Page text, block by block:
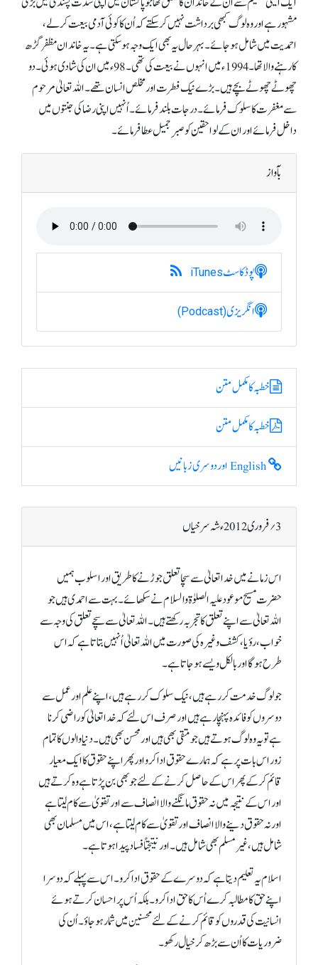
مشہور ہے اور وہ لوگ کبھی برداشت نہیں کر سکتے کہ اُن کا کوئی آدمی بیعت کر لے،
احمدیت میں شامل ہو جائے۔ بہر حال یہ بھی ایک وجہ ہو سکتی ہے۔ یہ خاندان مظفر گڑھ
کا رہنے والا تھا۔ 1994ء میں انہوں نے بیعت کی تھی۔ 98ء میں ان کی شادی ہوئی۔ دو
چھوٹے چھوٹے بچے ہیں۔ بڑے نیک فطرت اور مخلص انسان تھے۔ اللہ تعالیٰ مرحوم
سے مغفرت کا سلوک فرمائے۔ درجات بلند فرمائے۔ اُنہیں اپنی رضا کی جنتوں میں
داخل فرمائے اور ان کے لواحقین کو صبرِ جمیل عطا فرمائے۔
بآواز
پوڈکاسٹiTunes
انگریزی(Podcast)
خطبہ کا مکمل متن
خطبہ کا مکمل متن
3؍ فروری 2012ء شہ سرخیاں
اس زمانے میں خدا تعالیٰ سے سچا تعلق جوڑنے کا طریق اور اسلوب ہمیں
حضرت مسیح موعود علیہ الصلوٰۃ والسلام نے سکھائے۔ بہت سے احمدی ہیں جو
اللہ تعالیٰ سے اپنے تعلق کا تجربہ رکھتے ہیں۔ اللہ تعالیٰ سے سچے تعلق کی وجہ سے
خواب، رؤیا، کشف وغیرہ کی صورت میں اللہ تعالیٰ اُنہیں بتاتا ہے کہ اس
طرح ہو گا اور بالکل ویسے ہو جاتا ہے۔
جو لوگ خدمت کر رہے ہیں، نیک سلوک کر رہے ہیں، اپنے علم اور عمل سے
دوسروں کو فائدہ پہنچا رہے ہیں اور صرف اس لئے کہ خد اتعالیٰ کو راضی کرنا
ہے تو یہ وہ لوگ ہوتے ہیں جو متقی بھی ہیں اور محسن بھی ہیں۔ دنیا والوں کا تمام
زور اس بات پر ہے کہ ہمارے حقوق ادا کرو اور پھر اپنے حقوق کا ایک معیار
قائم کر کے پھر اس کے حاصل کرنے کے لئے جو بھی بن پڑتا ہے وہ کرتے ہیں
اور اس کے نتیجہ میں نہ حقوق مانگنے والا انصاف سے اور تقویٰ سے کام لیتا ہے
اور نہ حقوق دینے والا انصاف اور تقویٰ سے کام لیتا ہے، اس میں مسلمان بھی
شامل ہیں، غیر مسلم بھی شامل ہیں۔ اور نتیجتاً فساد پیدا ہوتا ہے۔
اسلام یہ تعلیم دیتا ہے کہ دوسرے کے حقوق ادا کرو۔ اس سے پہلے کہ دوسرا
اپنے حق کا مطالبہ کرے اُس کا حق ادا کرو۔ بلکہ اُس پر احسان کرتے ہوئے
انسانیت کی قدروں کو قائم کرنے کے لئے محسنین میں شمار ہو جاؤ۔ اُن کی
ضروریات کا اُن سے بڑھ کر خیال رکھو۔